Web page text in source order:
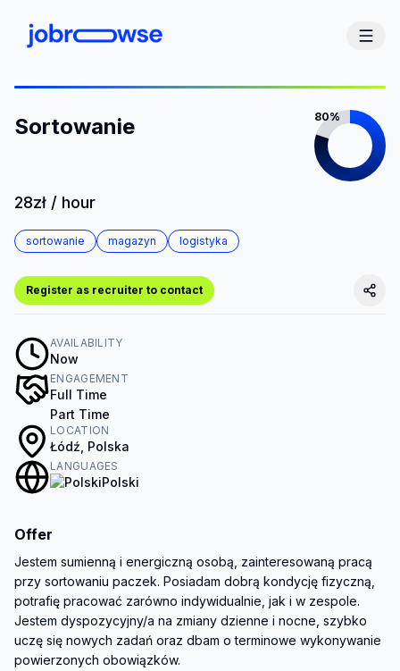
Sortowanie 80%
28zł / hour
sortowanie magazyn logistyka
Register as recruiter to contact
AVAILABILITY
Now
ENGAGEMENT
Full Time
Part Time
LOCATION
Łódź, Polska
LANGUAGES
Polski
Offer
Jestem sumienną i energiczną osobą, zainteresowaną pracą
przy sortowaniu paczek. Posiadam dobrą kondycję fizyczną,
potrafię pracować zarówno indywidualnie, jak i w zespole.
Jestem dyspozycyjny/a na zmiany dzienne i nocne, szybko
uczę się nowych zadań oraz dbam o terminowe wykonywanie
powierzonych obowiązków.